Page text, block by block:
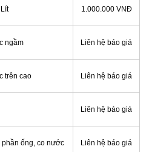
1.000.000 VNĐ
ngầm Liên hệ báo giá
trên cao Liên hệ báo giá
Liên hệ báo giá
ống, co nước
Liên hệ báo giá